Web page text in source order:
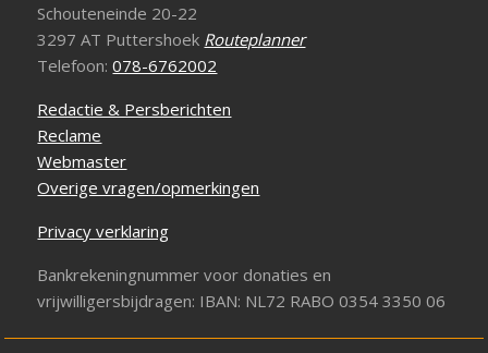
Schouteneinde 20-22
3297 AT Puttershoek Routeplanner
Telefoon:078-6762002
Redactie & Persberichten
Reclame
Webmaster
Overige vragen/opmerkingen
Privacy verklaring
Bankrekeningnummer voor donaties en
vrijwilligersbijdragen: IBAN: NL72 RABO 0354 3350 06